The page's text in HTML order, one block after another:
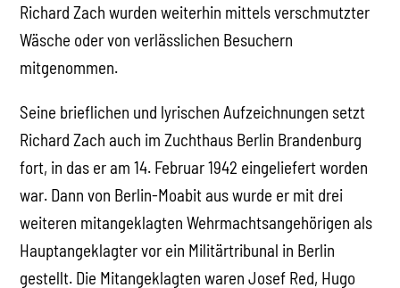
Richard Zach wurden weiterhin mittels verschmutzter
Wäsche oder von verlässlichen Besuchern
mitgenommen.
Seine brieflichen und lyrischen Aufzeichnungen setzt
Richard Zach auch im Zuchthaus Berlin Brandenburg
fort, in das er am 14. Februar 1942 eingeliefert worden
war. Dann von Berlin-Moabit aus wurde er mit drei
weiteren mitangeklagten Wehrmachtsangehörigen als
Hauptangeklagter vor ein Militärtribunal in Berlin
gestellt. Die Mitangeklagten waren Josef Red, Hugo